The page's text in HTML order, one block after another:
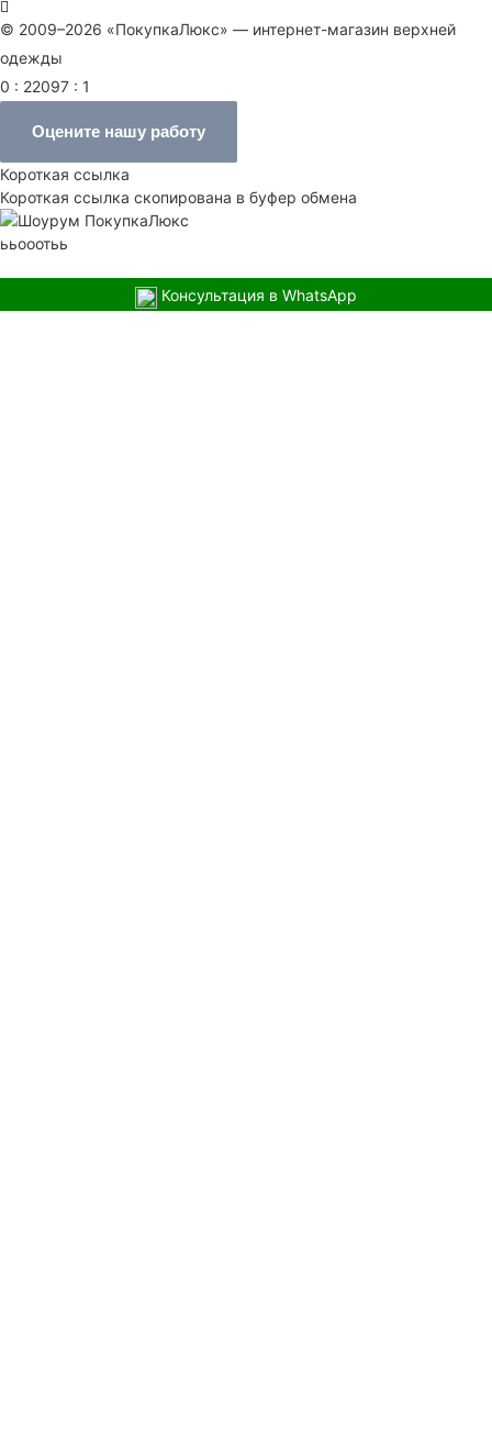
© 2009–2026 «ПокупкаЛюкс» — интернет-магазин верхней
одежды
0 : 22097 : 1
Оцените нашу работу
Короткая ссылка
Короткая ссылка скопирована в буфер обмена
ььооотьь
Консультация в WhatsApp